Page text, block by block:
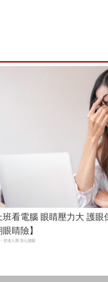
班看電腦 眼睛壓力大 護
眼睛險】
安達人壽 安心護眼